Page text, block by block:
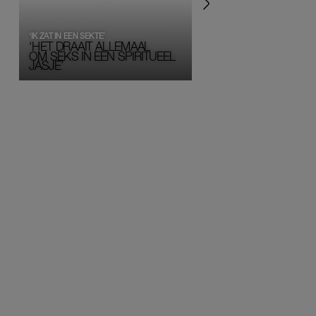
‘HET DRAAIT ALLEMAAL
OM SEKS IN EEN SPIRITUEEL
JASJE’
‘IK ZAT IN EEN SEKTE’